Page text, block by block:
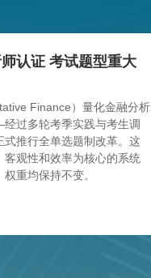
认证 考试题型重大
Finance）量化金融分析
过多轮考季实践与考生调
推行全单选题制改革。这
观性和效率为核心的系统
重均保持不变。